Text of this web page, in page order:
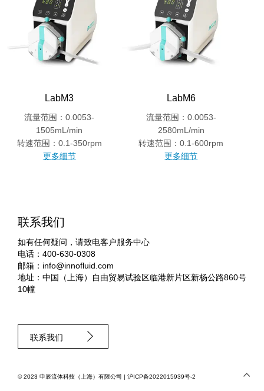
LabM3
流量范围：0.0053-
1505mL/min
转速范围：0.1-350rpm
更多细节
LabM6
流量范围：0.0053-
2580mL/min
转速范围：0.1-600rpm
更多细节
联系我们
如有任何疑问，请致电客户服务中心
电话：400-630-0308
邮箱： info@innofluid.com
地址：中国（上海）自由贸易试验区临港新片区新杨公路860号
10幢
联系我们
© 2023 申辰流体科技（上海）有限公司 | 沪ICP备2022015939号-2